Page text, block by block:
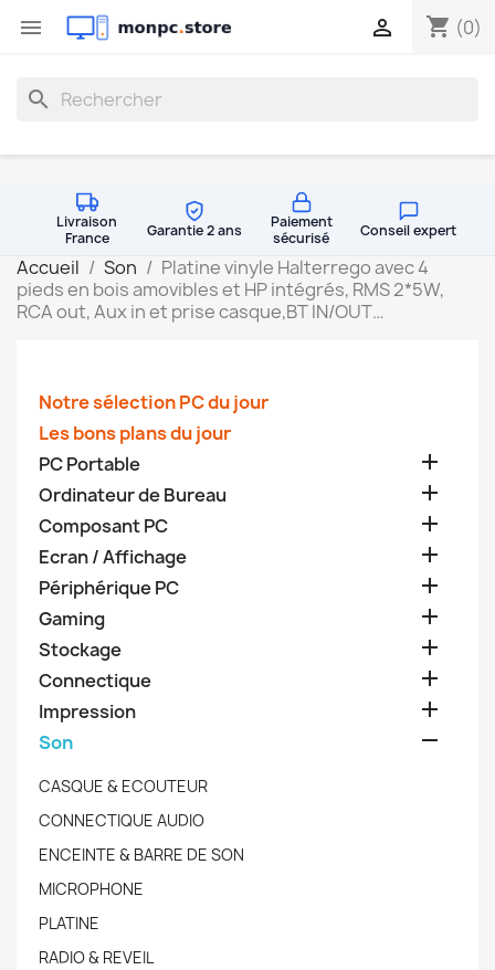
 shopping_cart (0)

search
Livraison
France
Garantie 2 ans
Paiement
sécurisé
Conseil expert
Accueil Son
Platine vinyle Halterrego avec 4
pieds en bois amovibles et HP intégrés, RMS 2*5W,
RCA out, Aux in et prise casque,BT IN/OUT…
Notre sélection PC du jour
Les bons plans du jour
PC Portable

Ordinateur de Bureau 
Composant PC 
Ecran / Affichage 
Périphérique PC 
Gaming 
Stockage 
Connectique 
Impression 
Son 
CASQUE & ECOUTEUR
CONNECTIQUE AUDIO
ENCEINTE & BARRE DE SON
MICROPHONE
PLATINE
RADIO & REVEIL